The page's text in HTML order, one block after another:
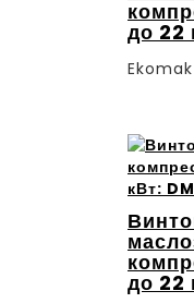
до 22
Ekomak
до 22